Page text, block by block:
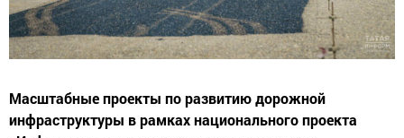
Масштабные проекты по развитию дорожной
инфраструктуры в рамках национального проекта